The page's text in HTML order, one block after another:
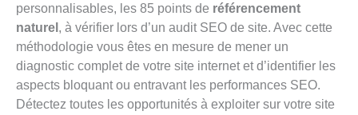
personnalisables, les 85 points de référencement
naturel, à vérifier lors d’un audit SEO de site. Avec cette
méthodologie vous êtes en mesure de mener un
diagnostic complet de votre site internet et d’identifier les
aspects bloquant ou entravant les performances SEO.
Détectez toutes les opportunités à exploiter sur votre site